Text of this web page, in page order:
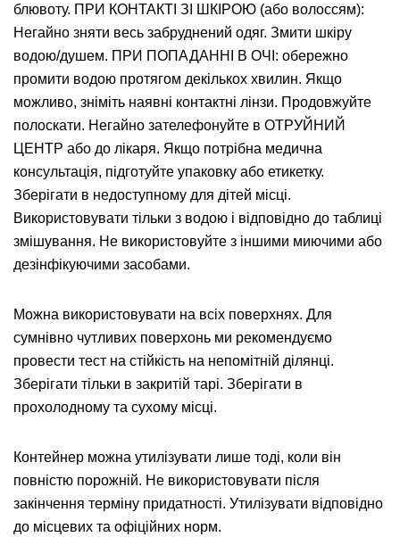
блювоту. ПРИ КОНТАКТІ ЗІ ШКІРОЮ (або волоссям):
Негайно зняти весь забруднений одяг. Змити шкіру
водою/душем. ПРИ ПОПАДАННІ В ОЧІ: обережно
промити водою протягом декількох хвилин. Якщо
можливо, зніміть наявні контактні лінзи. Продовжуйте
полоскати. Негайно зателефонуйте в ОТРУЙНИЙ
ЦЕНТР або до лікаря. Якщо потрібна медична
консультація, підготуйте упаковку або етикетку.
Зберігати в недоступному для дітей місці.
Використовувати тільки з водою і відповідно до таблиці
змішування. Не використовуйте з іншими миючими або
дезінфікуючими засобами.
Можна використовувати на всіх поверхнях. Для
сумнівно чутливих поверхонь ми рекомендуємо
провести тест на стійкість на непомітній ділянці.
Зберігати тільки в закритій тарі. Зберігати в
прохолодному та сухому місці.
Контейнер можна утилізувати лише тоді, коли він
повністю порожній. Не використовувати після
закінчення терміну придатності. Утилізувати відповідно
до місцевих та офіційних норм.